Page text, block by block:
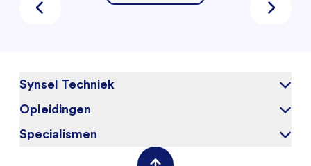
Synsel Techniek
Over ons
Onze kandidaten
Opleidingen
Elektrotechniek
Specialismen